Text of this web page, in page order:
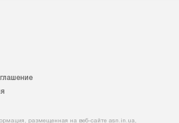
размещенная на веб-сайте asn.in.ua,